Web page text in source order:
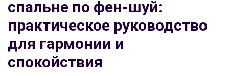
спальне по фен-шуй:
практическое руководство
для гармонии и
спокойствия